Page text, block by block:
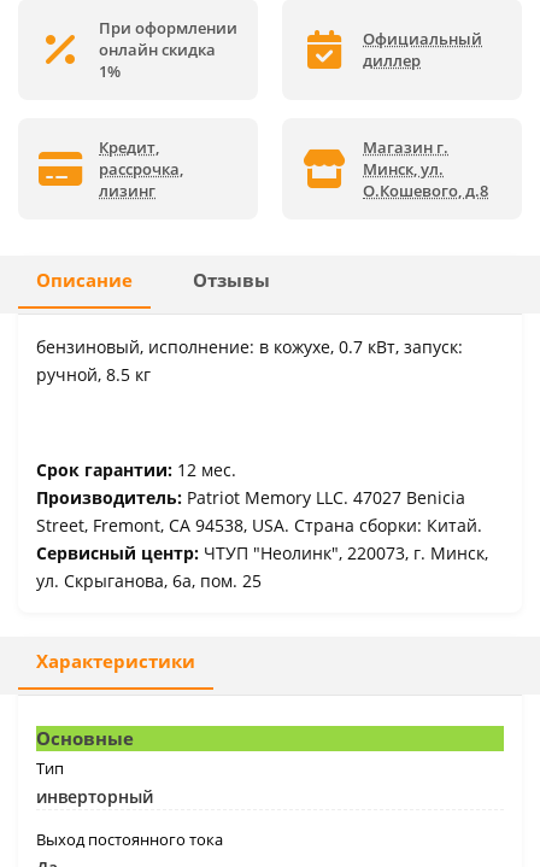
При оформлении
онлайн скидка
1%
Официальный
диллер
Кредит,
рассрочка,
лизинг
Магазин г.
Минск, ул.
О.Кошевого, д.8
Описание Отзывы
бензиновый, исполнение: в кожухе, 0.7 кВт, запуск:
ручной, 8.5 кг
Срок гарантии: 12 мес.
Производитель: Patriot Memory LLC. 47027 Benicia
Street, Fremont, CA 94538, USA. Страна сборки: Китай.
Сервисный центр: ЧТУП "Неолинк", 220073, г. Минск,
ул. Скрыганова, 6а, пом. 25
Характеристики
Основные
Тип
инверторный
Выход постоянного тока